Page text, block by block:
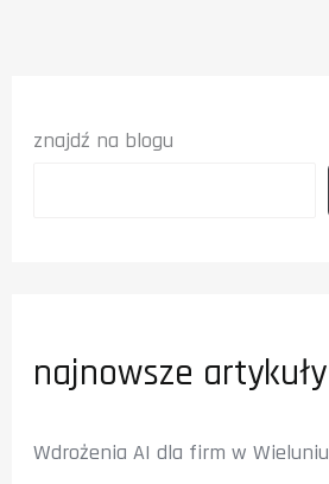
znajdź na blogu
najnowsze artykuły
Wdrożenia AI dla firm w Wieluniu